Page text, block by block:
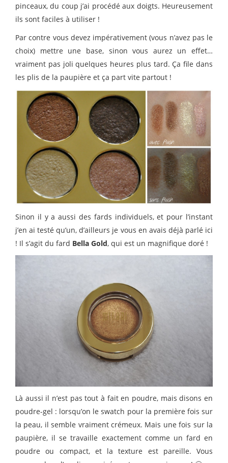
pinceaux, du coup j’ai procédé aux doigts. Heureusement
ils sont faciles à utiliser !
Par contre vous devez impérativement (vous n’avez pas le
choix) mettre une base, sinon vous aurez un effet…
vraiment pas joli quelques heures plus tard. Ça file dans
les plis de la paupière et ça part vite partout !
Sinon il y a aussi des fards individuels, et pour l’instant
j’en ai testé qu’un, d’ailleurs je vous en avais déjà parlé ici
! Il s’agit du fard Bella Gold, qui est un magnifique doré !
Là aussi il n’est pas tout à fait en poudre, mais disons en
poudre-gel : lorsqu’on le swatch pour la première fois sur
la peau, il semble vraiment crémeux. Mais une fois sur la
paupière, il se travaille exactement comme un fard en
poudre ou compact, et la texture est pareille. Vous